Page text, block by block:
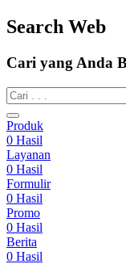
Search Web
Cari yang Anda
Produk
0 Hasil
Layanan
0 Hasil
Formulir
0 Hasil
Promo
0 Hasil
Berita
0 Hasil